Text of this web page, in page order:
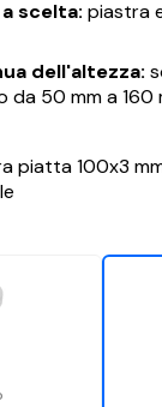
scelta: piastra
dell'altezza:
da 50 mm a 160
piatta 100x3